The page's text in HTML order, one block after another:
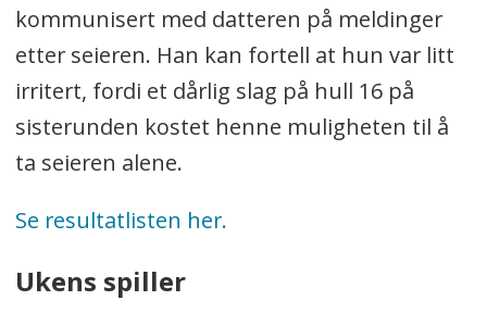
kommunisert med datteren på meldinger
etter seieren. Han kan fortell at hun var litt
irritert, fordi et dårlig slag på hull 16 på
sisterunden kostet henne muligheten til å
ta seieren alene.
Se resultatlisten her.
Ukens spiller